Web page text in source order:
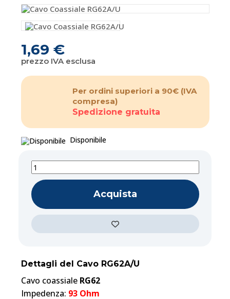
1,69 €
prezzo IVA esclusa
Per ordini superiori a 90€ (IVA
compresa)
Spedizione gratuita
Disponibile
Acquista
Dettagli del Cavo RG62A/U
Cavo coassialeRG62
Impedenza: 93 Ohm